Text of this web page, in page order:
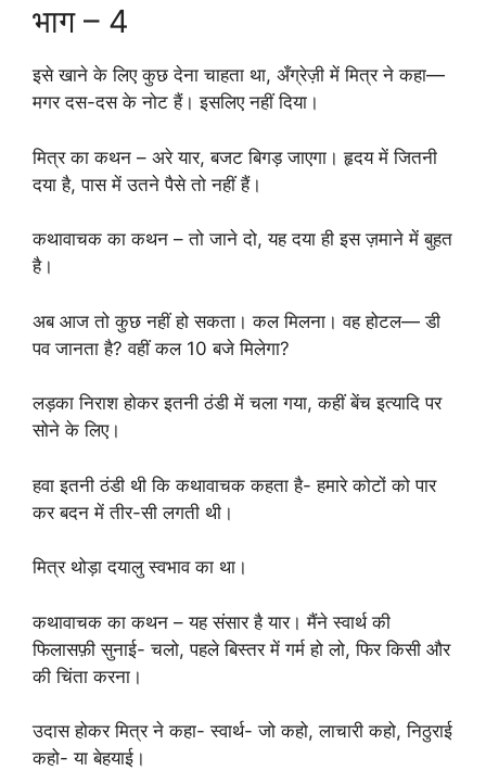
भाग – 4
इसे खाने के लिए कुछ देना चाहता था, अँग्रेज़ी में मित्र ने कहा—
मगर दस-दस के नोट हैं। इसलिए नहीं दिया।
मित्र का कथन – अरे यार, बजट बिगड़ जाएगा। हृदय में जितनी
दया है, पास में उतने पैसे तो नहीं हैं।
कथावाचक का कथन – तो जाने दो, यह दया ही इस ज़माने में बुहत
है।
अब आज तो कुछ नहीं हो सकता। कल मिलना। वह होटल— डी
पव जानता है? वहीं कल 10 बजे मिलेगा?
लड़का निराश होकर इतनी ठंडी में चला गया, कहीं बेंच इत्यादि पर
सोने के लिए।
हवा इतनी ठंडी थी कि कथावाचक कहता है- हमारे कोटों को पार
कर बदन में तीर-सी लगती थी।
मित्र थोड़ा दयालु स्वभाव का था।
कथावाचक का कथन – यह संसार है यार। मैंने स्वार्थ की
फिलासफ़ी सुनाई- चलो, पहले बिस्तर में गर्म हो लो, फिर किसी और
की चिंता करना।
उदास होकर मित्र ने कहा- स्वार्थ- जो कहो, लाचारी कहो, निठुराई
कहो- या बेहयाई।